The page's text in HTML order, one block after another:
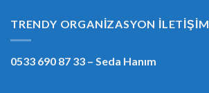
TRENDY ORGANIZASYON İLETIŞIM
0533 690 87 33 – Seda Hanım